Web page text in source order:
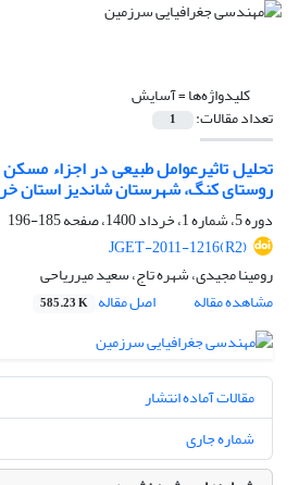
کلیدواژه‌ها =آسایش
تعداد مقالات: 1
تحلیل تاثیرعوامل طبیعی در اجزاء
روستای کنگ، شهرستان شاندیز استان
دوره 5، شماره 1، خرداد 1400، صفحه
185-196
JGET-2011-1216(R2)
رومینا مجیدی، شهره تاج، سعید میرریاحی
مشاهده مقاله
اصل مقاله 585.23 K
مقالات آماده انتشار
شماره جاری